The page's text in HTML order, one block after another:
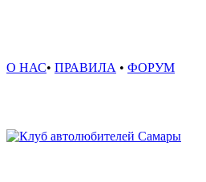
О НАС• ПРАВИЛА • ФОРУМ